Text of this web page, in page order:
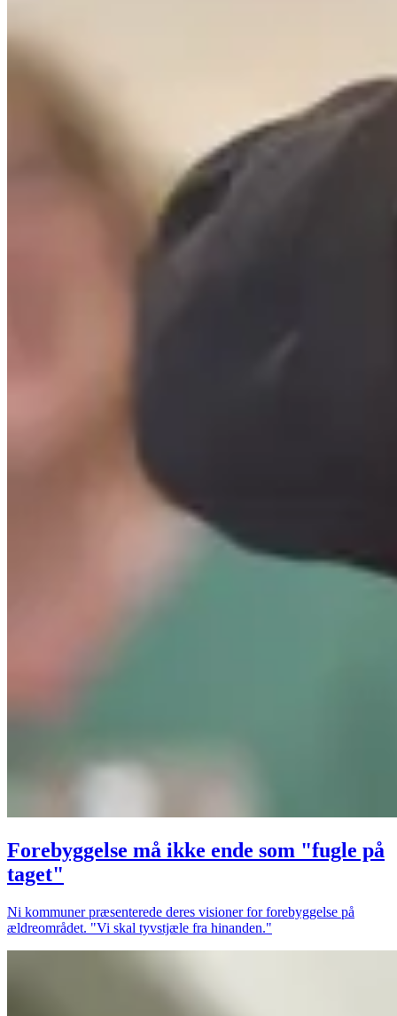
Forebyggelse må ikke ende som "fugle på
taget"
Ni kommuner præsenterede deres visioner for forebyggelse på
ældreområdet. "Vi skal tyvstjæle fra hinanden."